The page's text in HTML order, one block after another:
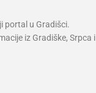
portal u Gradišci.
iz Gradiške, Srpca i